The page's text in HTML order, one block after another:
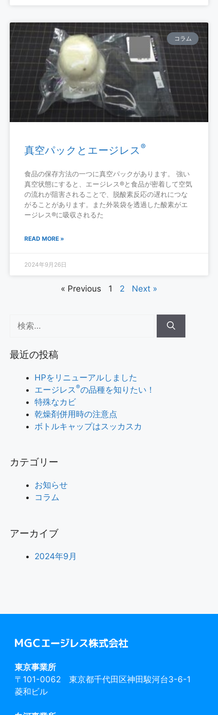
コラム
真空パックとエージレス ®
食品の保存方法の一つに真空パックがあります。 強い
真空状態にすると、エージレス®と食品が密着して空気
の流れが阻害されることで、脱酸素反応の遅れにつな
がることがあります。また外装袋を透過した酸素がエ
ージレス®に吸収されるた
READ MORE »
2024年9月26日
« Previous 1 2 Next »
最近の投稿
HPをリニューアルしました
エージレス ®の品種を知りたい！
特殊なカビ
乾燥剤併用時の注意点
ボトルキャップはスッカスカ
カテゴリー
お知らせ
コラム
アーカイブ
2024年9月
東京事業所
〒101-0062 東京都千代田区神田駿河台3-6-1
菱和ビル